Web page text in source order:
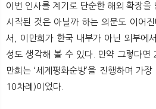
이번 인사를 계기로 단순한 해외 확장을
시작된 것은 아닐까 하는 의문도 이어
서, 이만희가 한국 내부가 아닌 외부에
성도 생각해 볼 수 있다. 만약 그렇다면
만희는 ‘세계평화순방’을 진행하며 가
10차례)이었다.